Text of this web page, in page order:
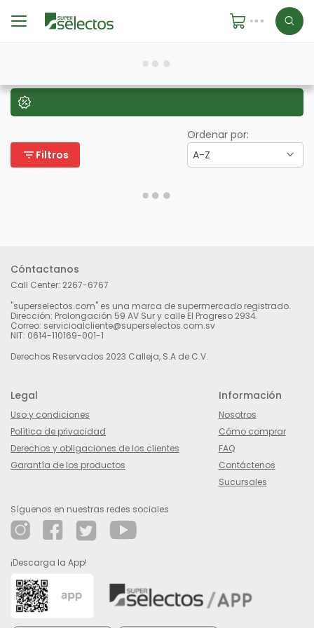
filter_list Filtros
Ordenar por:
A-Z
Cóntactanos
Call Center: 2267-6767
"superselectos.com" es una marca de supermercado registrado.
Dirección: Prolongación 59 AV Sur y calle El Progreso 2934.
Correo: servicioalcliente@superselectos.com.sv
NIT: 0614-110169-001-1
Derechos Reservados 2023 Calleja, S.A de C.V.
Legal
Uso y condiciones
Política de privacidad
Derechos y obligaciones de los clientes
Garantía de los productos
Información
Nosotros
Cómo comprar
FAQ
Contáctenos
Sucursales
Síguenos en nuestras redes sociales
¡Descarga la App!